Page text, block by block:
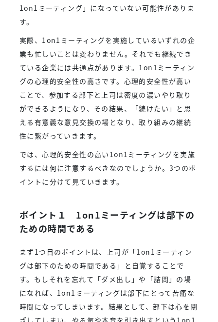
1on1ミーティング」になっていない可能性がありま
す。
実際、1on1ミーティングを実施しているいずれの企
業も忙しいことは変わりません。それでも継続でき
ている企業には共通点があります。1on1ミーティン
グの心理的安全性の高さです。心理的安全性が高い
ことで、参加する部下と上司は密度の濃いやり取り
ができるようになり、その結果、「続けたい」と思
える有意義な意見交換の場となり、取り組みの継続
性に繋がっていきます。
では、心理的安全性の高い1on1ミーティングを実施
するには何に注意するべきなのでしょうか。3つのポ
イントに分けて見ていきます。
ポイント１ 1on1ミーティングは部下の
ための時間である
まず1つ目のポイントは、上司が「1on1ミーティン
グは部下のための時間である」と自覚することで
す。もしそれを忘れて「ダメ出し」や「詰問」の場
になれば、1on1ミーティングは部下にとって苦痛な
時間になってしまいます。結果として、部下は心を閉